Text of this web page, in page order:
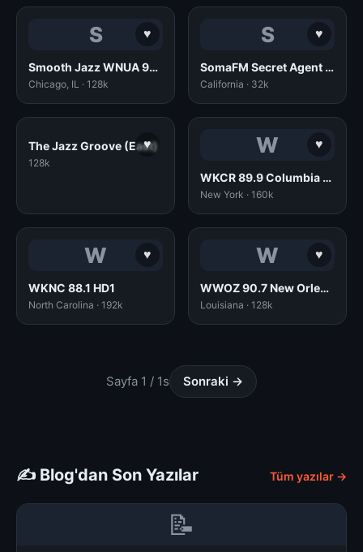
♥
S
Smooth Jazz WNUA 95.5 Chicago, IL
Chicago, IL · 128k
♥
S
SomaFM Secret Agent (32k AAC)
California · 32k
♥
The Jazz Groove (East)
128k
♥
W
WKCR 89.9 Columbia University - New York, NY
New York · 160k
♥
W
WKNC 88.1 HD1
North Carolina · 192k
♥
W
WWOZ 90.7 New Orleans, LA
Louisiana · 128k
Sayfa 1 / 1s Sonraki →
✍️ Blog'dan Son Yazılar Tüm yazılar →
📝